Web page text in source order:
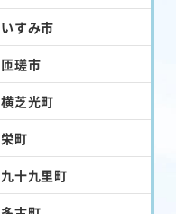
いすみ市
匝瑳市
横芝光町
栄町
九十九里町